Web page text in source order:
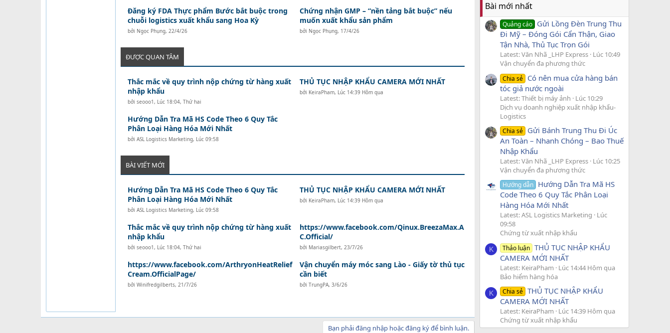
Đăng ký FDA Thực phẩm Bước bắt buộc trong
chuỗi logistics xuất khẩu sang Hoa Kỳ
bởi Ngọc Phụng, 22/4/26
Chứng nhận GMP – “nền tảng bắt buộc” nếu
muốn xuất khẩu sản phẩm
bởi Ngọc Phụng, 17/4/26
ĐƯỢC QUAN TÂM
Thắc mắc về quy trình nộp chứng từ hàng xuất
nhập khẩu
bởi seooo1, Lúc 18:04, Thứ hai
THỦ TỤC NHẬP KHẨU CAMERA MỚI NHẤT
bởi KeiraPham, Lúc 14:39 Hôm qua
Hướng Dẫn Tra Mã HS Code Theo 6 Quy Tắc
Phân Loại Hàng Hóa Mới Nhất
bởi ASL Logistics Marketing, Lúc 09:58
BÀI VIẾT MỚI
Hướng Dẫn Tra Mã HS Code Theo 6 Quy Tắc
Phân Loại Hàng Hóa Mới Nhất
bởi ASL Logistics Marketing, Lúc 09:58
THỦ TỤC NHẬP KHẨU CAMERA MỚI NHẤT
bởi KeiraPham, Lúc 14:39 Hôm qua
Thắc mắc về quy trình nộp chứng từ hàng xuất
nhập khẩu
bởi seooo1, Lúc 18:04, Thứ hai
https://www.facebook.com/Qinux.BreezaMax.A
C.Official/
bởi Mariasgilbert, 23/7/26
https://www.facebook.com/ArthryonHeatRelief
Cream.OfficialPage/
bởi Winifredgilberts, 21/7/26
Vận chuyển máy móc sang Lào - Giấy tờ thủ tục
cần biết
bởi TrungPA, 3/6/26
Bạn phải đăng nhập hoặc đăng ký để bình luận.
Bài mới nhất
Quảng cáo Gửi Lồng Đèn Trung Thu
Đi Mỹ – Đóng Gói Cẩn Thận, Giao
Tận Nhà, Thủ Tục Trọn Gói
Latest: Văn Nhã _LHP Express Lúc 10:49
Vận chuyển đa phương thức
Chia sẻ Có nên mua cửa hàng bán
tóc giả nước ngoài
Latest: Thiết bị máy ảnh
Lúc 10:29
Dịch vụ doanh nghiệp xuất nhập khẩu-
Logistics
Chia sẻ Gửi Bánh Trung Thu Đi Úc
An Toàn – Nhanh Chóng – Bao Thuế
Nhập Khẩu
Latest: Văn Nhã _LHP Express Lúc 10:25
Vận chuyển đa phương thức
Hướng dẫn Hướng Dẫn Tra Mã HS
Code Theo 6 Quy Tắc Phân Loại
Hàng Hóa Mới Nhất
Latest: ASL Logistics Marketing
Lúc
09:58
Chứng từ xuất nhập khẩu
K Thảo luận THỦ TỤC NHẬP KHẨU
CAMERA MỚI NHẤT
Latest: KeiraPham
Lúc 14:44 Hôm qua
Bảo hiểm hàng hóa
K Chia sẻ THỦ TỤC NHẬP KHẨU
CAMERA MỚI NHẤT
Latest: KeiraPham
Lúc 14:39 Hôm qua
Chứng từ xuất nhập khẩu